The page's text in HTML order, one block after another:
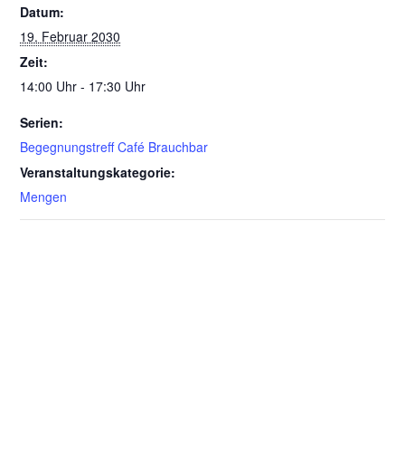
Datum:
19. Februar 2030
Zeit:
14:00 Uhr - 17:30 Uhr
Serien:
Begegnungstreff Café Brauchbar
Veranstaltungskategorie:
Mengen